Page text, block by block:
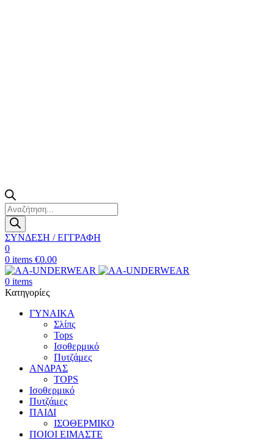
Products
search
ΣΥΝΔΕΣΗ / ΕΓΓΡΑΦΗ
0
0 items €0.00
0 items
Κατηγορίες
ΓΥΝΑΙΚΑ
Σλίπς
Tops
Ισοθερμικό
Πυτζάμες
ΑΝΔΡΑΣ
TOPS
Ισοθερμικό
Πυτζάμες
ΠΑΙΔΙ
ΙΣΟΘΕΡΜΙΚΟ
ΠΟΙΟΙ ΕΙΜΑΣΤΕ